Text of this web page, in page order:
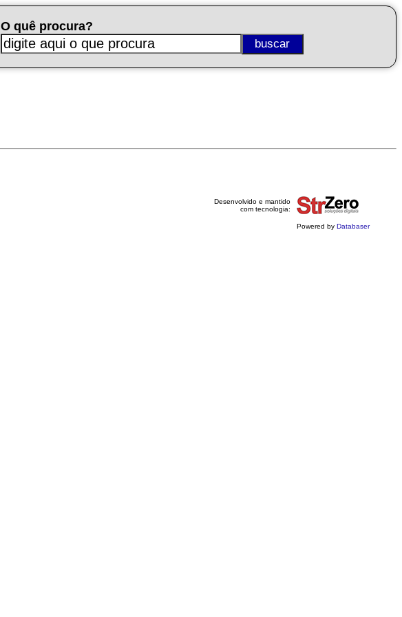
O quê procura?
Desenvolvido e mantido
com tecnologia:
Powered by Databaser